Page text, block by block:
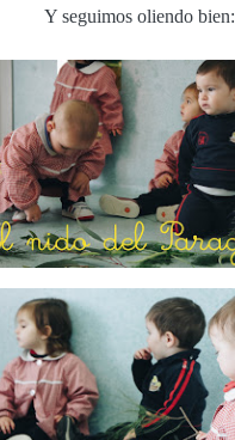
Y seguimos oliendo bien: